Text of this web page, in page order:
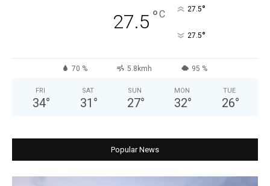
27.5 °C 27.5°
27.5°
70 % 5.8kmh 95 %
FRI
34°
SAT
31 °
SUN
27°
MON
32°
TUE
26°
Popular News